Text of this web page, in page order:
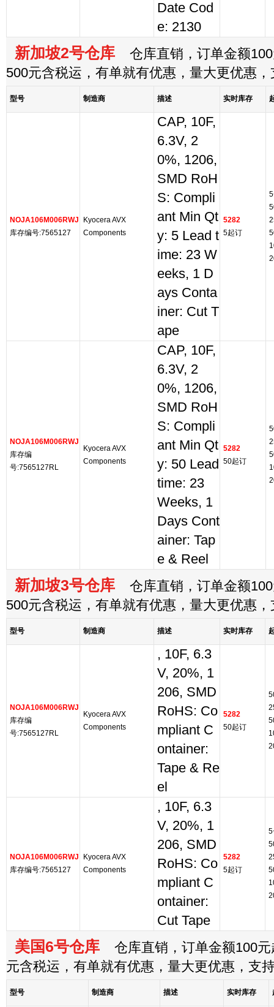
Date Cod
e: 2130
新加坡2号仓库 仓库直销，订单金额
500元含税运，有单就有优惠，量大更优惠
型号 制造商 描述 实时库存
NOJA106M006RWJ
库存编号:7565127
Kyocera AVX
Components
CAP, 10F,
6.3V, 2
0%, 1206,
SMD RoH
S: Compli
ant Min Qt
y: 5 Lead t
ime: 23 W
eeks, 1 D
ays Conta
iner: Cut T
ape
5282
5起订
NOJA106M006RWJ
库存编
号:7565127RL
Kyocera AVX
Components
CAP, 10F,
6.3V, 2
0%, 1206,
SMD RoH
S: Compli
ant Min Qt
y: 50 Lead
time: 23
Weeks, 1
Days Cont
ainer: Tap
e & Reel
5282
50起订
新加坡3号仓库 仓库直销，订单金额
500元含税运，有单就有优惠，量大更优惠
型号 制造商 描述 实时库存
NOJA106M006RWJ
库存编
号:7565127RL
Kyocera AVX
Components
, 10F, 6.3
V, 20%, 1
206, SMD
RoHS: Co
mpliant C
ontainer:
Tape & Re
el
5282
50起订
NOJA106M006RWJ
库存编号:7565127
Kyocera AVX
Components
, 10F, 6.3
V, 20%, 1
206, SMD
RoHS: Co
mpliant C
ontainer:
Cut Tape
5282
5起订
美国6号仓库 仓库直销，订单金额100元
元含税运，有单就有优惠，量大更优惠，支
型号 制造商 描述 实时库存